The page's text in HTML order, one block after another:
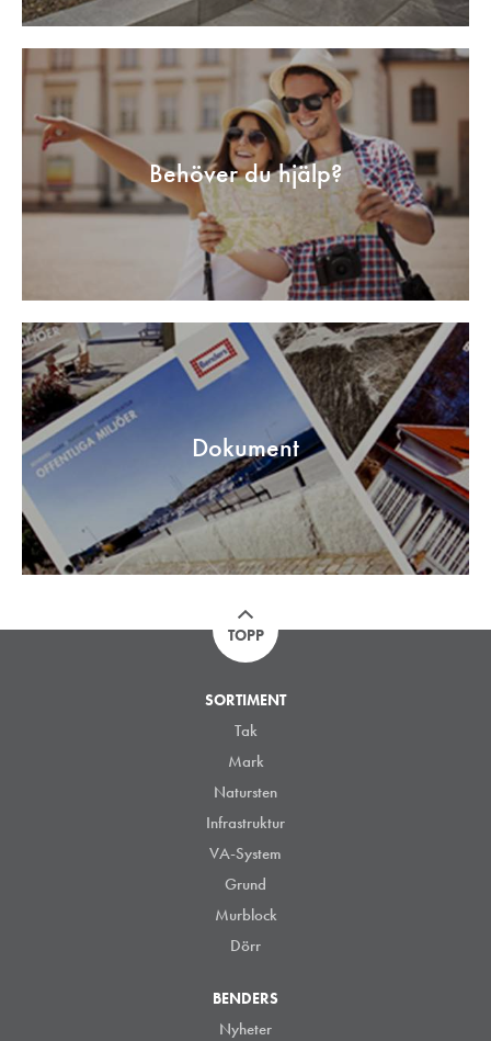
Behöver du hjälp?
Dokument
TOPP
SORTIMENT
Tak
Mark
Natursten
Infrastruktur
VA-System
Grund
Murblock
Dörr
BENDERS
Nyheter